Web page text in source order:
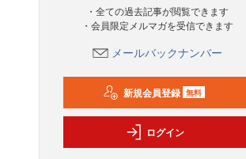
・全ての過去記事が閲覧できます
・会員限定メルマガを受信できます
メールバックナンバー
新規会員登録 無料
ログイン